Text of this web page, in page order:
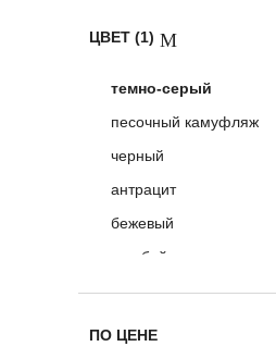
Helikon-Tex
Location
Maraton
Max Fuchs
Mil-Tec
Nord Storm
Surplus
ЦВЕТ (1)
темно-серый
песочный камуфляж
черный
антрацит
бежевый
голубой
графит
ПО ЦЕНЕ